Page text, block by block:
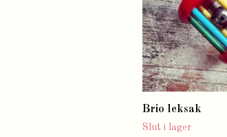
Brio leksak
Slut i lager